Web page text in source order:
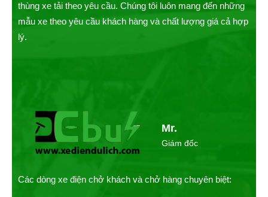
thùng xe tải theo yêu cầu. Chúng tôi luôn mang đến những
mẫu xe theo yêu cầu khách hàng và chất lượng giá cả hợp
lý.
Mr.
Giám đốc
Các dòng xe điện chở khách và chở hàng chuyên biệt: